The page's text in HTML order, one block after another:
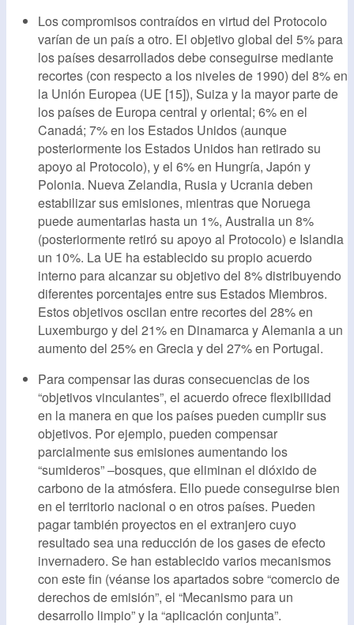
Los compromisos contraídos en virtud del Protocolo
varían de un país a otro. El objetivo global del 5% para
los países desarrollados debe conseguirse mediante
recortes (con respecto a los niveles de 1990) del 8% en
la Unión Europea (UE [15]), Suiza y la mayor parte de
los países de Europa central y oriental; 6% en el
Canadá; 7% en los Estados Unidos (aunque
posteriormente los Estados Unidos han retirado su
apoyo al Protocolo), y el 6% en Hungría, Japón y
Polonia. Nueva Zelandia, Rusia y Ucrania deben
estabilizar sus emisiones, mientras que Noruega
puede aumentarlas hasta un 1%, Australia un 8%
(posteriormente retiró su apoyo al Protocolo) e Islandia
un 10%. La UE ha establecido su propio acuerdo
interno para alcanzar su objetivo del 8% distribuyendo
diferentes porcentajes entre sus Estados Miembros.
Estos objetivos oscilan entre recortes del 28% en
Luxemburgo y del 21% en Dinamarca y Alemania a un
aumento del 25% en Grecia y del 27% en Portugal.
Para compensar las duras consecuencias de los
“objetivos vinculantes”, el acuerdo ofrece flexibilidad
en la manera en que los países pueden cumplir sus
objetivos. Por ejemplo, pueden compensar
parcialmente sus emisiones aumentando los
“sumideros” –bosques, que eliminan el dióxido de
carbono de la atmósfera. Ello puede conseguirse bien
en el territorio nacional o en otros países. Pueden
pagar también proyectos en el extranjero cuyo
resultado sea una reducción de los gases de efecto
invernadero. Se han establecido varios mecanismos
con este fin (véanse los apartados sobre “comercio de
derechos de emisión”, el “Mecanismo para un
desarrollo limpio” y la “aplicación conjunta”.